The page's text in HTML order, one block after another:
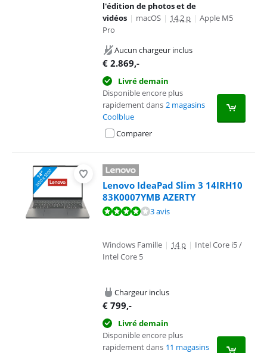
l'édition de photos et de
vidéos | macOS | 14,2 p | Apple M5
Pro
Aucun chargeur inclus
€ 2.869,-
Livré demain
Disponible encore plus
rapidement dans 2 magasins
Coolblue
Comparer
Lenovo IdeaPad Slim 3 14IRH10
83K0007YMB AZERTY
La note est de 8,0 sur 10, basée sur 3 avis.3 avis
Windows Famille | 14 p | Intel Core i5 /
Intel Core 5
Chargeur inclus
€ 799,-
Livré demain
Disponible encore plus
rapidement dans 11 magasins